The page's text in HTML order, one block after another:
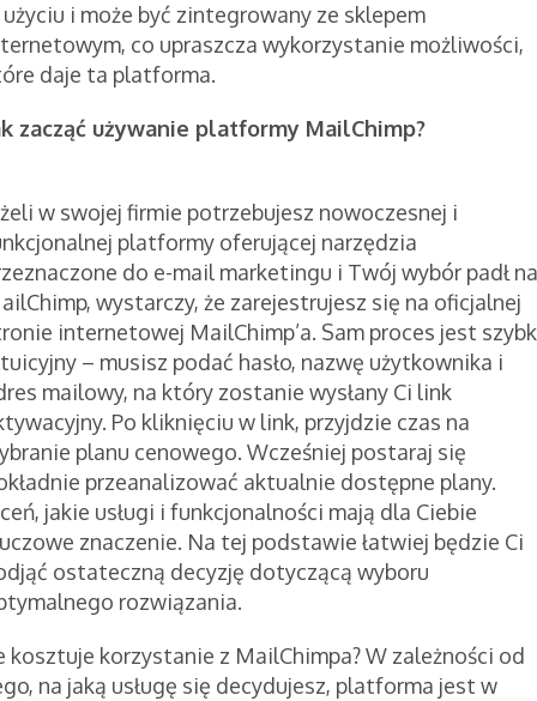
i może być zintegrowany ze sklepem
co upraszcza wykorzystanie możliwości,
daje ta platforma.
zacząć używanie platformy MailChimp?
w swojej firmie potrzebujesz nowoczesnej i
platformy oferującej narzędzia
do e-mail marketingu i Twój wybór padł na
wystarczy, że zarejestrujesz się na oficjalnej
internetowej MailChimp’a. Sam proces jest
– musisz podać hasło, nazwę użytkownika i
mailowy, na który zostanie wysłany Ci link
Po kliknięciu w link, przyjdzie czas na
planu cenowego. Wcześniej postaraj się
przeanalizować aktualnie dostępne plany.
jakie usługi i funkcjonalności mają dla Ciebie
znaczenie. Na tej podstawie łatwiej będzie Ci
ostateczną decyzję dotyczącą wyboru
rozwiązania.
kosztuje korzystanie z MailChimpa? W zależności od
na jaką usługę się decydujesz, platforma jest w